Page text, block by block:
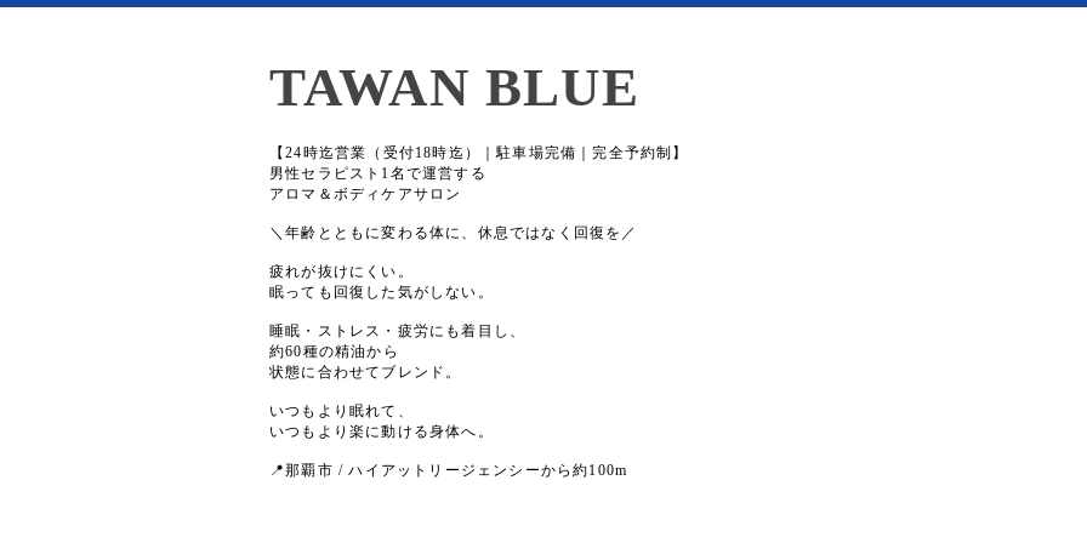
TAWAN BLUE
【24時迄営業（受付18時迄）｜駐車場完備｜完全予約制】
男性セラピスト1名で運営する
アロマ＆ボディケアサロン
＼年齢とともに変わる体に、休息ではなく回復を／
疲れが抜けにくい。
眠っても回復した気がしない。
睡眠・ストレス・疲労にも着目し、
約60種の精油から
状態に合わせてブレンド。
いつもより眠れて、
いつもより楽に動ける身体へ。
📍那覇市 / ハイアットリージェンシーから約100m